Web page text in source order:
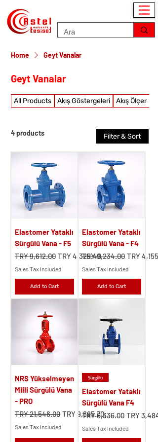
Home Geyt Vanalar
Geyt Vanalar
All Products Akış Göstergeleri Akış Ölçer
4 products Filter & Sort
Elastomer Yataklı
Sürgülü Vana - F5
Regular Price
TRY 9,612.00 Sale Price
TRY 4,325.40
Sales Tax Included
Add to Cart
Elastomer Yataklı
Sürgülü Vana - F4
Regular Price
TRY 9,234.00 Sale Price
TRY
Sales Tax Included
Add to Cart
NRS Yükselmeyen
Milli Sürgülü Vana
- PRO
Regular Price
TRY 21,546.00 Sale Price
TRY 9,695.70
Sales Tax Included
Sürgülü
Elastomer Yataklı
Sürgülü Vana F4
Regular Price
TRY 6,336.00 Sale Price
TRY
Sales Tax Included